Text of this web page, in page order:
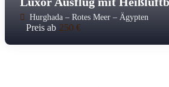
Hurghada – Rotes Meer – Ägypten
Preis ab 250 €